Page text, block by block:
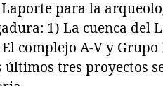
para la
1) La cuenca del
complejo A-V y Grupo
últimos tres proyectos